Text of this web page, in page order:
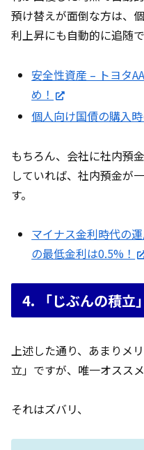
預け替えが面倒な方は、
利上昇にも自動的に追随
安全性資産 – トヨタ
め！
個人向け国債の購入
もちろん、会社に社内預
していれば、社内預金が
す。
マイナス金利時代の
の最低金利は0.5%！
4. 「じぶんの積立
上述した通り、あまりメ
立」ですが、唯一オスス
それはズバリ、